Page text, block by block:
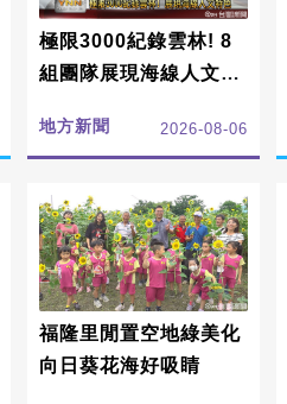
極限3000紀錄雲林! 8
組團隊展現海線人文特
地方新聞 2026-08-06
福隆里閒置空地綠美化
向日葵花海好吸睛